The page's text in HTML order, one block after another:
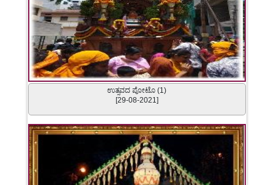
ಉತ್ಸವದ ಪೋಟೊ (1)
[29-08-2021]